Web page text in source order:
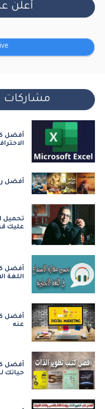
أعلن
مشاركات
أفضل
أفضل
عليك
أفضل
اللغة
أفضل
عنه
أفضل
حياتك